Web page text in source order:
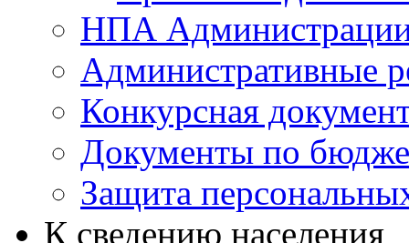
НПА
Административные
Конкурсная
Документы по
Защита
К сведению населения